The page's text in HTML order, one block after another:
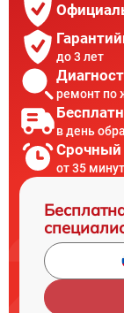
до 3 лет
ремонт по
в день
Срочный
от 35 минут